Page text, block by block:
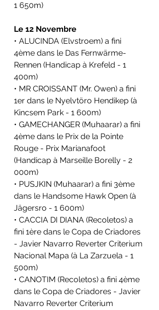
1 650m)
Le 12 Novembre
• ALUCINDA (Elvstroem) a fini
4ème dans le Das Fernwärme-
Rennen (Handicap à Krefeld - 1
400m)
• MR CROISSANT (Mr. Owen) a fini
1er dans le Nyelvtöro Hendikep (à
Kincsem Park - 1 600m)
• GAMECHANGER (Muhaarar) a fini
4ème dans le Prix de la Pointe
Rouge - Prix Marianafoot
(Handicap à Marseille Borelly - 2
000m)
• PUSJKIN (Muhaarar) a fini 3ème
dans le Handsome Hawk Open (à
Jägersro - 1 600m)
• CACCIA DI DIANA (Recoletos) a
fini 1ère dans le Copa de Criadores
- Javier Navarro Reverter Criterium
Nacional Mapa (à La Zarzuela - 1
500m)
• CANOTIM (Recoletos) a fini 4ème
dans le Copa de Criadores - Javier
Navarro Reverter Criterium